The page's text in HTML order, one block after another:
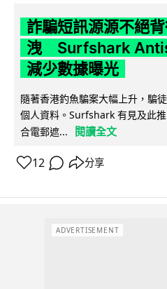
詐騙短訊源源不絕
洩 Surfshark
減少數據曝光
隨著香港釣魚騙案大幅上升，騙
個人資料。Surfshark 有見及此
合電郵遮...
閱讀全文
12 分享
ADVERTISEMENT